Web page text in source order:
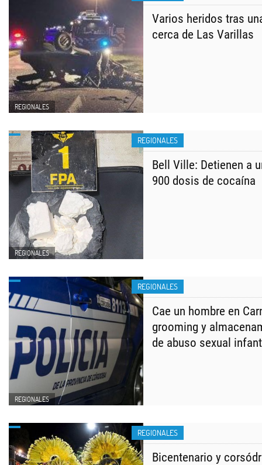
REGIONALES
Varios heridos tras
cerca de Las Varillas
REGIONALES
REGIONALES
Bell Ville: Detienen a
900 dosis de cocaína
REGIONALES
REGIONALES
Cae un hombre en
grooming y
de abuso sexual
REGIONALES
Bicentenario y